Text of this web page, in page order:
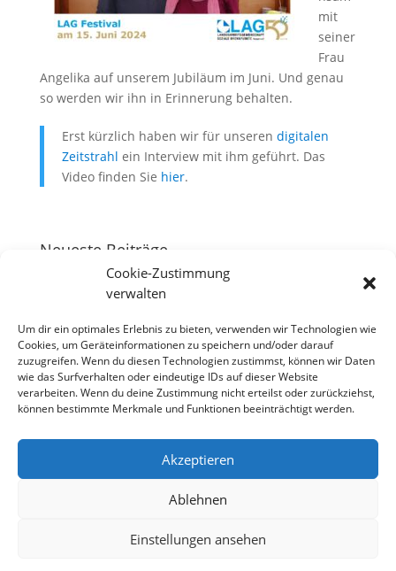
Cookie-Zustimmung
verwalten
Um dir ein optimales Erlebnis zu bieten, verwenden wir Technologien wie
Cookies, um Geräteinformationen zu speichern und/oder darauf
zuzugreifen. Wenn du diesen Technologien zustimmst, können wir Daten
wie das Surfverhalten oder eindeutige IDs auf dieser Website
verarbeiten. Wenn du deine Zustimmung nicht erteilst oder zurückziehst,
können bestimmte Merkmale und Funktionen beeinträchtigt werden.
Akzeptieren
Ablehnen
Einstellungen ansehen
mit
seiner
Frau
Angelika auf unserem Jubiläum im Juni. Und genau
so werden wir ihn in Erinnerung behalten.
Erst kürzlich haben wir für unseren digitalen
Zeitstrahl ein Interview mit ihm geführt. Das
Video finden Sie hier.
Neueste Beiträge
Frauenzentraltagung „Unsichtbar war gestern“
Bericht JBW Städtefahrt Hamburg vom
30.03.-02.04.26